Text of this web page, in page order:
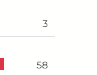
3
58